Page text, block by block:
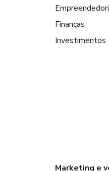
Finanças
Investimentos
Marketing e